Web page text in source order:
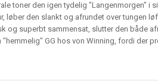
toner den igen tydelig "Langenmorgen" i
løber den slankt og afrundet over tungen
og superbt sammensat, slutter den både
GG hos von Winning, fordi der